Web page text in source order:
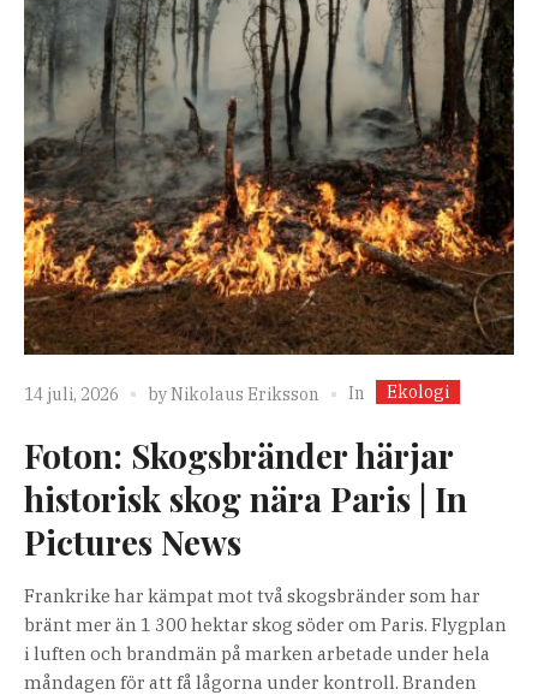
14 juli, 2026 byNikolaus Eriksson In Ekologi
Foton: Skogsbränder härjar
historisk skog nära Paris | In
Pictures News
Frankrike har kämpat mot två skogsbränder som har
bränt mer än 1 300 hektar skog söder om Paris. Flygplan
i luften och brandmän på marken arbetade under hela
måndagen för att få lågorna under kontroll. Branden